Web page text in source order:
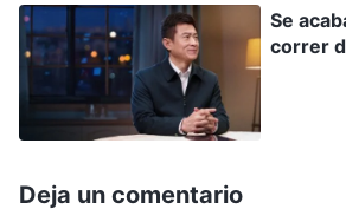
En las ceremonias de
central incluso me invitaba a
compartir mis experiencias
subía a la tarima del orador y oía
demás, sentía que mi sueño por
Se
correr
Deja un comentario